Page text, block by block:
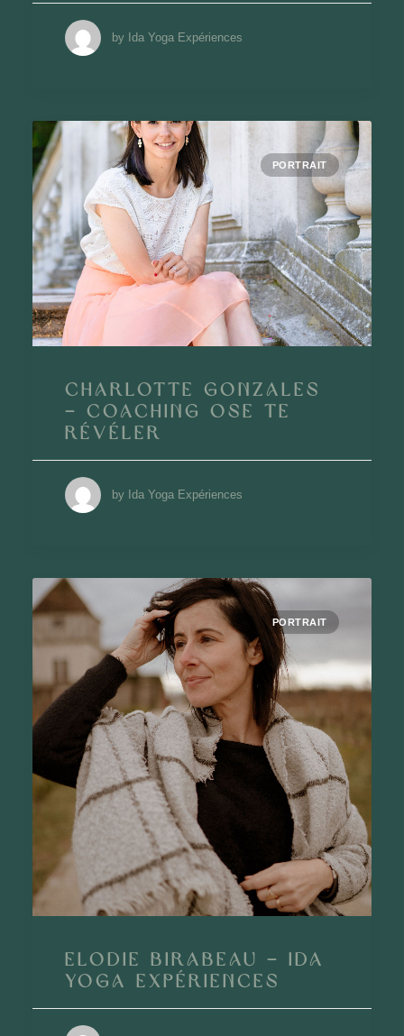
by Ida Yoga Expériences
PORTRAIT
Charlotte Gonzales
– Coaching Ose te
révéler
by Ida Yoga Expériences
PORTRAIT
Elodie Birabeau – Ida
Yoga Expériences